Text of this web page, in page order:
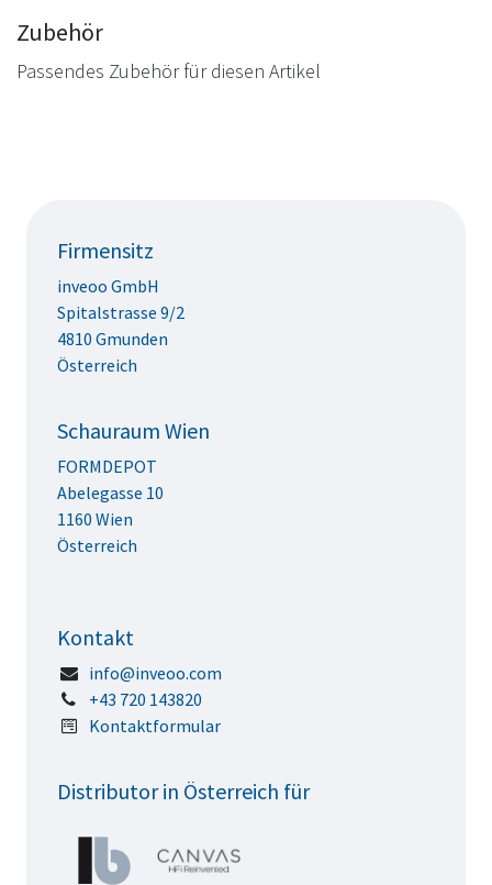
Zubehör
Passendes Zubehör für diesen Artikel
Firmensitz
inveoo GmbH
Spitalstrasse 9/2
4810 Gmunden
Österreich
Distributor in Österreich für
Schauraum Wien
FORMDEPOT
Abelegasse 10
1160 Wien
Österreich
Kontakt
info@inveoo.com
+43 720 143820
Kontaktformular